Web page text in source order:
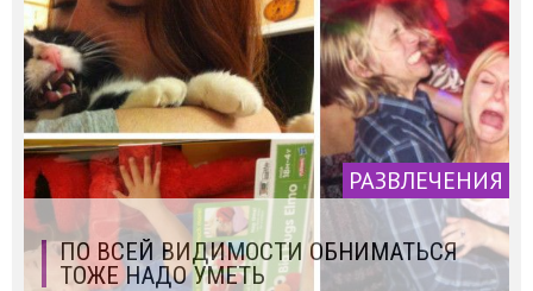
РАЗВЛЕЧЕНИЯ
ПО ВСЕЙ ВИДИМОСТИ ОБНИМАТЬСЯ
ТОЖЕ НАДО УМЕТЬ